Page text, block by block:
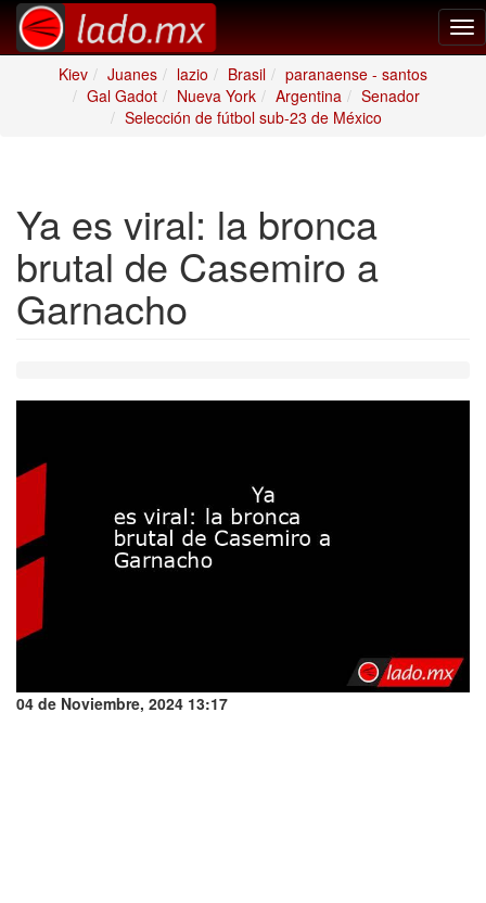
Kiev
Juanes lazio Brasil
paranaense - santos
Gal Gadot
Nueva York Argentina
Senador
Selección de fútbol sub-23 de México
Ya es viral: la bronca
brutal de Casemiro a
Garnacho
04 de Noviembre, 2024 13:17